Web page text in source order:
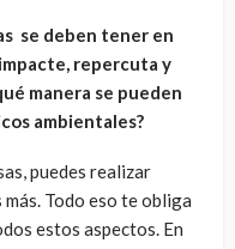
se deben tener en
repercuta y
manera se pueden
ambientales?
puedes realizar
más. Todo eso te obliga
estos aspectos. En